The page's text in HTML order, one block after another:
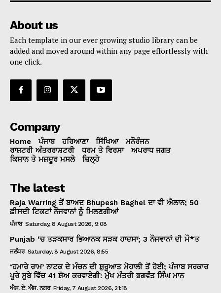
About us
Each template in our ever growing studio library can be
added and moved around within any page effortlessly with
one click.
Company
Home ਪੰਜਾਬ ਹਰਿਆਣਾ ਸਿੱਖਿਆ
ਮਨੌਰੰਜਨ
ਰਾਸ਼ਟਰੀ ਅੰਤਰਰਾਸ਼ਟਰੀ
ਧਰਮ ਤੇ ਵਿਰਸਾ
ਅਪਰਾਧ ਜਗਤ
ਕਿਸਾਨ ਤੇ ਮਜ਼ਦੂਰ ਮਸਲੇ
ਜ਼ਿਲ੍ਹੇ
The latest
Raja Warring ਤੋਂ ਬਾਅਦ Bhupesh Baghel ਦਾ ਵੀ ਐਲਾਨ; 50
ਫ਼ੀਸਦੀ ਟਿਕਟਾਂ ਨੌਜਵਾਨਾਂ ਨੂੰ ਮਿਲਣਗੀਆਂ
ਪੰਜਾਬ Saturday, 8 August 2026, 9:08
Punjab ‘ਚ ਤੜਕਸਾਰ ਭਿਆਨਕ ਸੜਕ ਹਾਦਸਾ; 3 ਨੌਜਵਾਨਾਂ ਦੀ ਮੌ*ਤ
ਜਲੰਧਰ Saturday, 8 August 2026, 8:55
‘ਹਮਾਰੇ ਰਾਮ’ ਨਾਟਕ ਦੇ ਮੰਚਨ ਦੀ ਸ਼ੁਰੂਆਤ ਮੋਹਾਲੀ ਤੋਂ ਹੋਈ; ਪੰਜਾਬ ਸਰਕਾਰ
ਪੂਰੇ ਸੂਬੇ ਵਿੱਚ 41 ਸ਼ੋਅ ਕਰਵਾਏਗੀ: ਮੁੱਖ ਮੰਤਰੀ ਭਗਵੰਤ ਸਿੰਘ ਮਾਨ
ਐਸ. ਏ. ਐਸ. ਨਗਰ Friday, 7 August 2026, 21:18